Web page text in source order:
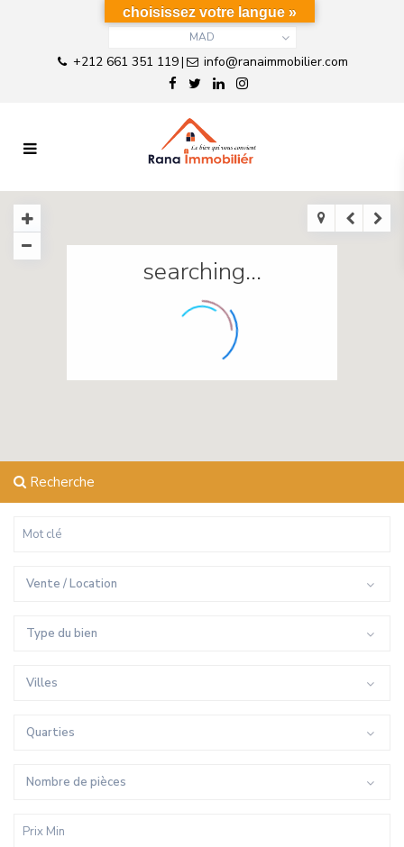
MAD
+212 661 351 119| info@ranaimmobilier.com
searching...
Recherche
Vente / Location
Type du bien
Villes
Quarties
Nombre de pièces
choisissez votre langue »